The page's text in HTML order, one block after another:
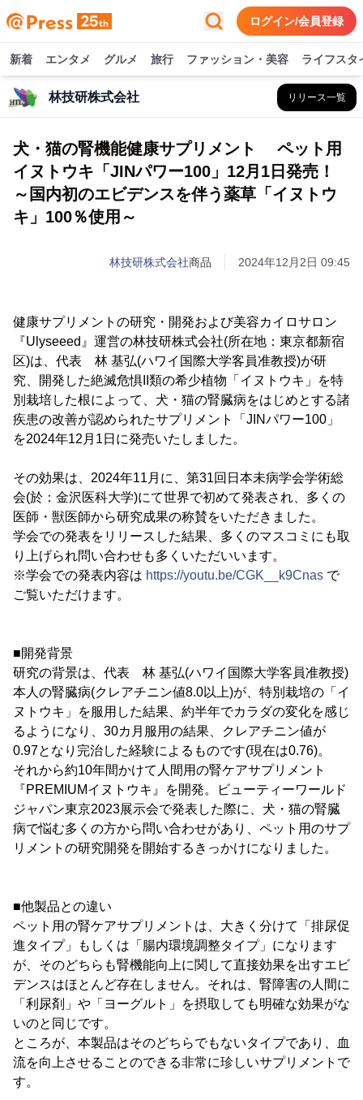
ログイン/会員登録
新着 エンタメ グルメ 旅行 ファッション・美容 ライフスタ
林技研株式会社 リリース一覧
犬・猫の腎機能健康サプリメント ペット用
イヌトウキ「JINパワー100」12月1日発売！
～国内初のエビデンスを伴う薬草「イヌトウ
キ」100％使用～
林技研株式会社商品 2024年12月2日 09:45
健康サプリメントの研究・開発および美容カイロサロン
『Ulyseeed』運営の林技研株式会社(所在地：東京都新宿
区)は、代表 林 基弘(ハワイ国際大学客員准教授)が研
究、開発した絶滅危惧II類の希少植物「イヌトウキ」を特
別栽培した根によって、犬・猫の腎臓病をはじめとする諸
疾患の改善が認められたサプリメント「JINパワー100」
を2024年12月1日に発売いたしました。
その効果は、2024年11月に、第31回日本未病学会学術総
会(於：金沢医科大学)にて世界で初めて発表され、多くの
医師・獣医師から研究成果の称賛をいただきました。
学会での発表をリリースした結果、多くのマスコミにも取
り上げられ問い合わせも多くいただいいます。
※学会での発表内容は https://youtu.be/CGK__k9Cnas で
ご覧いただけます。
■開発背景
研究の背景は、代表 林 基弘(ハワイ国際大学客員准教授)
本人の腎臓病(クレアチニン値8.0以上)が、特別栽培の「イ
ヌトウキ」を服用した結果、約半年でカラダの変化を感じ
るようになり、30カ月服用の結果、クレアチニン値が
0.97となり完治した経験によるものです(現在は0.76)。
それから約10年間かけて人間用の腎ケアサプリメント
『PREMIUMイヌトウキ』を開発。ビューティーワールド
ジャパン東京2023展示会で発表した際に、犬・猫の腎臓
病で悩む多くの方から問い合わせがあり、ペット用のサプ
リメントの研究開発を開始するきっかけになりました。
■他製品との違い
ペット用の腎ケアサプリメントは、大きく分けて「排尿促
進タイプ」もしくは「腸内環境調整タイプ」になります
が、そのどちらも腎機能向上に関して直接効果を出すエビ
デンスはほとんど存在しません。それは、腎障害の人間に
「利尿剤」や「ヨーグルト」を摂取しても明確な効果がな
いのと同じです。
ところが、本製品はそのどちらでもないタイプであり、血
流を向上させることのできる非常に珍しいサプリメントで
す。